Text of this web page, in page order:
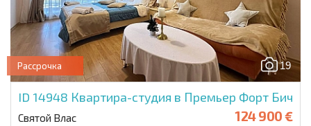
19
Рассрочка
ID 14948 Квартира-студия в Премьер Форт Бич
Святой Влас 124 900 €